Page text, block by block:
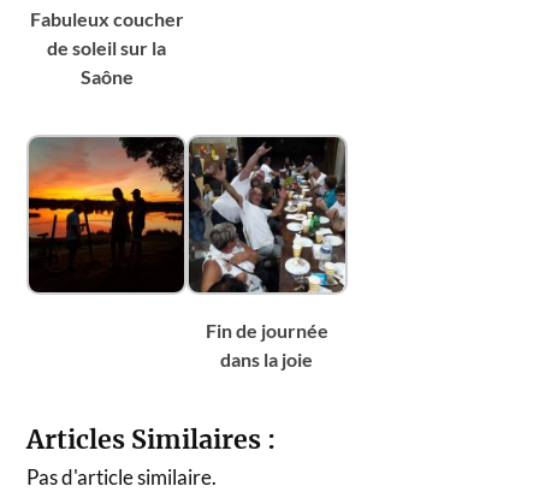
Fabuleux coucher
de soleil sur la
Saône
Fin de journée
dans la joie
Articles Similaires :
Pas d'article similaire.